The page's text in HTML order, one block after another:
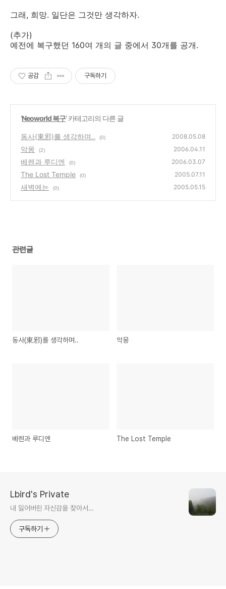
그래, 희망. 일단은 그것만 생각하자.
(추가)
예전에 복구했던 160여 개의 글 중에서 30개를 공개.
공감 구독하기
'Neoworld 복구' 카테고리의 다른 글
동사(東邪)를 생각하며.. (0) 2008.05.08
악몽 (2) 2006.04.11
베렌과 루디엔 (0) 2006.03.07
The Lost Temple (0) 2005.07.11
새벽에는 (0) 2005.05.15
관련글
동사(東邪)를 생각하며.. 악몽
베렌과 루디엔 The Lost Temple
Lbird's Private
내 잃어버린 자신감을 찾아서...
구독하기